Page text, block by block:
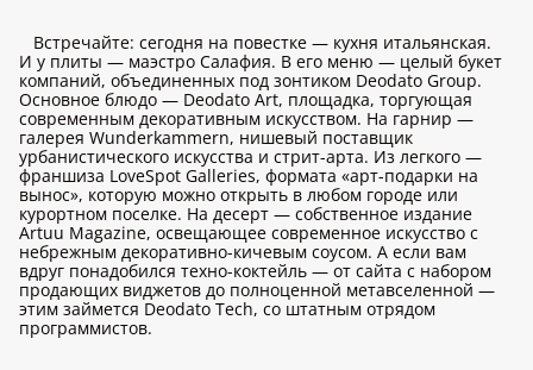
Встречайте: сегодня на повестке — кухня итальянская.
И у плиты — маэстро Салафия. В его меню — целый букет
компаний, объединенных под зонтиком Deodato Group.
Основное блюдо — Deodato Art, площадка, торгующая
современным декоративным искусством. На гарнир —
галерея Wunderkammern, нишевый поставщик
урбанистического искусства и стрит-арта. Из легкого —
франшиза LoveSpot Galleries, формата «арт-подарки на
вынос», которую можно открыть в любом городе или
курортном поселке. На десерт — собственное издание
Artuu Magazine, освещающее современное искусство с
небрежным декоративно-кичевым соусом. А если вам
вдруг понадобился техно-коктейль — от сайта с набором
продающих виджетов до полноценной метавселенной —
этим займется Deodato Tech, со штатным отрядом
программистов.